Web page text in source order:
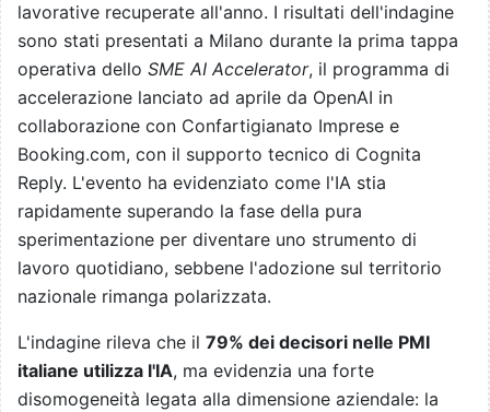
lavorative recuperate all'anno. I risultati dell'indagine
sono stati presentati a Milano durante la prima tappa
operativa dello SME AI Accelerator, il programma di
accelerazione lanciato ad aprile da OpenAI in
collaborazione con Confartigianato Imprese e
Booking.com, con il supporto tecnico di Cognita
Reply. L'evento ha evidenziato come l'IA stia
rapidamente superando la fase della pura
sperimentazione per diventare uno strumento di
lavoro quotidiano, sebbene l'adozione sul territorio
nazionale rimanga polarizzata.
L'indagine rileva che il 79% dei decisori nelle PMI
italiane utilizza l'IA, ma evidenzia una forte
disomogeneità legata alla dimensione aziendale: la